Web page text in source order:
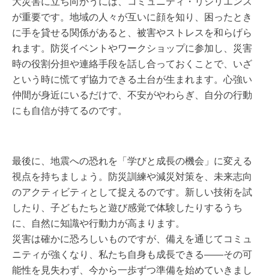
が重要です。地域の人々が互いに顔を知り、困ったとき
に手を貸せる関係があると、被害やストレスを和らげら
れます。防災イベントやワークショップに参加し、災害
時の役割分担や連絡手段を話し合っておくことで、いざ
という時に慌てず協力できる土台が生まれます。心強い
仲間が身近にいるだけで、不安がやわらぎ、自分の行動
にも自信が持てるのです。
最後に、地震への恐れを「学びと成長の機会」に変える
視点を持ちましょう。防災訓練や減災対策を、未来志向
のアクティビティとして捉えるのです。新しい技術を試
したり、子どもたちと遊び感覚で体験したりするうち
に、自然に知識や行動力が高まります。
災害は確かに恐ろしいものですが、備えを通じてコミュ
ニティが強くなり、私たち自身も成長できる――その可
能性を見失わず、今から一歩ずつ準備を始めていきまし